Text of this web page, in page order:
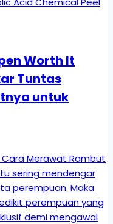
Worth It
Tuntas
untuk